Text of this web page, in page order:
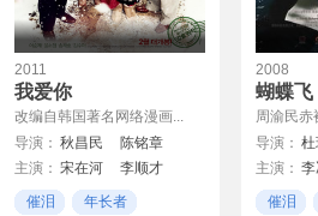
2011
我爱你
改编自韩国著名网络漫画...
导演： 秋昌民
陈铭章
主演： 宋在河
李顺才
尹秀晶
杨丞琳
张孝全
催泪
年长者
2008
蝴蝶飞
周渝民赤
导演：
主演：
张耀扬
催泪